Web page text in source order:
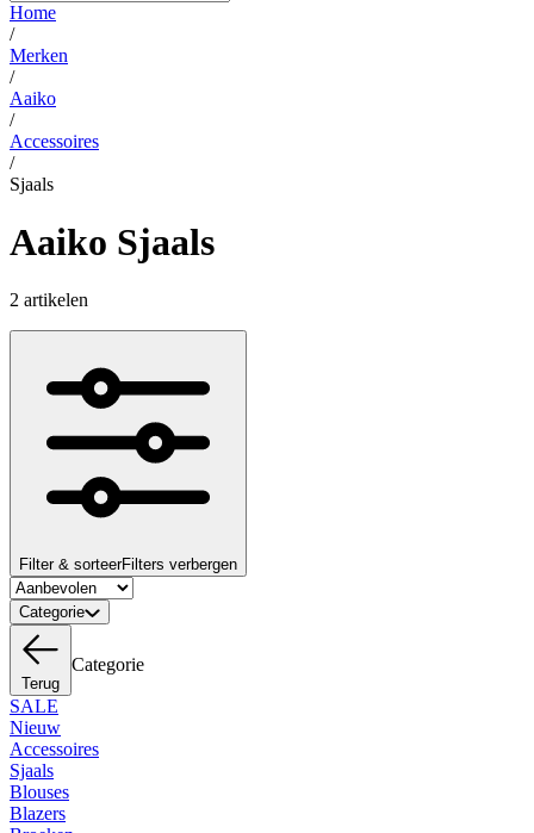
Home
/
Merken
/
Aaiko
/
Accessoires
/
Sjaals
Aaiko Sjaals
2 artikelen
Filter & sorteerFilters verbergen
Categorie
Terug
Categorie
SALE
Nieuw
Accessoires
Sjaals
Blouses
Blazers